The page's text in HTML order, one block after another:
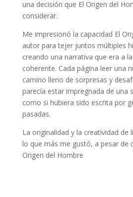
una decisión que El Origen del
considerar.
Me impresionó la capacidad El
autor para tejer juntos múltiples
creando una narrativa que era a
coherente. Cada página leer una
camino lleno de sorpresas y
parecía estar impregnada de una
como si hubiera sido escrita por
pasadas.
La originalidad y la creatividad de
lo que más me gustó, a pesar de
Origen del Hombre